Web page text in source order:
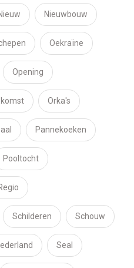
Nieuwbouw
Oekraïne
Opening
Orka's
Pannekoeken
Pooltocht
Schilderen Schouw
Seal